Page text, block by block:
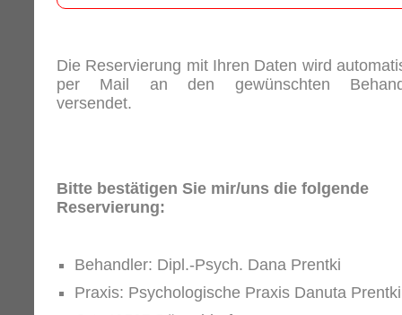
Die Reservierung mit Ihren Daten wird
per Mail an den gewünschten
versendet.
Bitte bestätigen Sie mir/uns die folgende
Reservierung:
Behandler: Dipl.-Psych. Dana Prentki
Praxis: Psychologische Praxis Danuta Prentki